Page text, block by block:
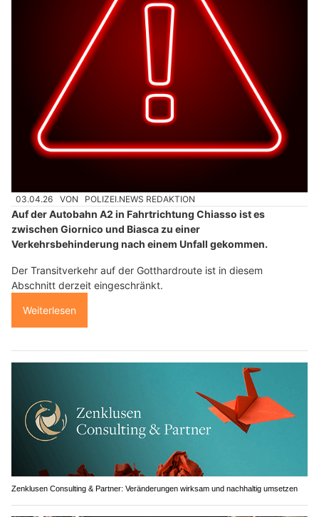
03.04.26 VON POLIZEI.NEWS REDAKTION
Auf der Autobahn A2 in Fahrtrichtung Chiasso ist es
zwischen Giornico und Biasca zu einer
Verkehrsbehinderung nach einem Unfall gekommen.
Der Transitverkehr auf der Gotthardroute ist in diesem
Abschnitt derzeit eingeschränkt.
Weiterlesen
Zenklusen Consulting & Partner: Veränderungen wirksam und nachhaltig umsetzen